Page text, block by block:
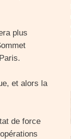
plus
et alors la
de force